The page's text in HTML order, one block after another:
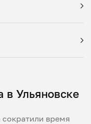
в Ульяновске
время